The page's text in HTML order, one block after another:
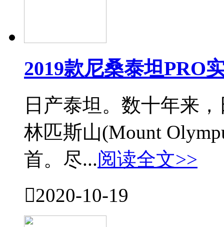
2019款尼桑泰坦PRO
日产泰坦。数十年来
林匹斯山(Mount
首。尽...阅读全文>>
2020-10-19